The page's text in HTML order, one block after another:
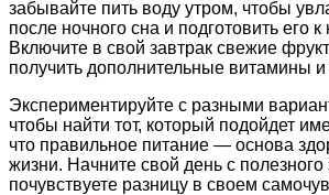
забывайте пить воду утром, чтобы
после ночного сна и подготовить его
Включите в свой завтрак свежие
получить дополнительные витамины
Экспериментируйте с разными
чтобы найти тот, который подойдет
что правильное питание — основа
жизни. Начните свой день с полезного
почувствуете разницу в своем